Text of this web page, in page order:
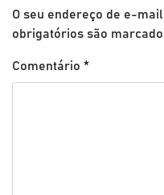
O seu endereço de e-
obrigatórios são
Comentário *